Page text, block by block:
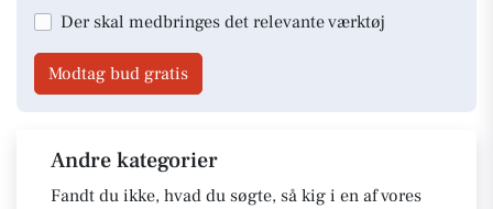
Der skal medbringes det relevante værktøj
Modtag bud gratis
Andre kategorier
Fandt du ikke, hvad du søgte, så kig i en af vores